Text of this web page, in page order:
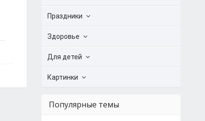
Праздники
Здоровье
Для детей
Картинки
Популярные темы